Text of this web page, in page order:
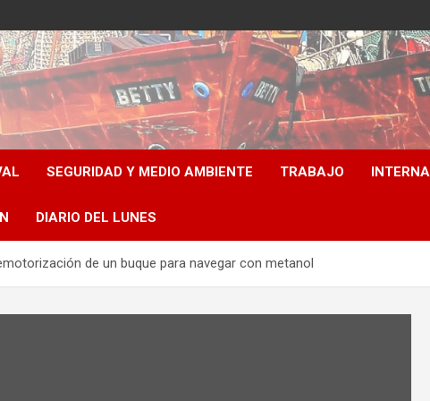
SEGURIDAD Y MEDIO AMBIENTE TRABAJO
DIARIO DEL LUNES
de un buque para navegar con metanol